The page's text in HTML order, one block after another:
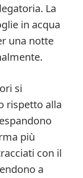
La
in acqua
una notte
si
rispetto alla
più
con il
a